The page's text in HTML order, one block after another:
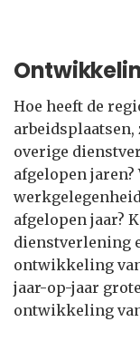
Hoe heeft de
overige
afgelopen
afgelopen jaar?
dienstverlening
ontwikkeling
jaar-op-jaar
ontwikkeling